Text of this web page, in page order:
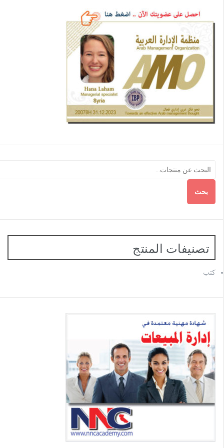
بحث
تصنيفات المنتج
كتب